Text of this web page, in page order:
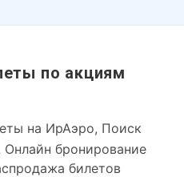
по акциям
на ИрАэро, Поиск
бронирование
билетов